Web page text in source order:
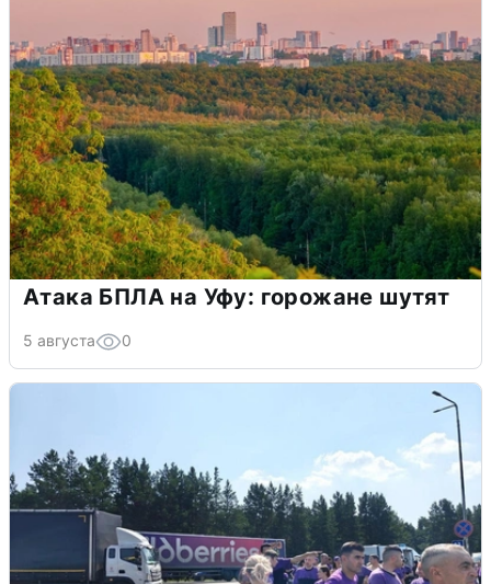
Атака БПЛА на Уфу: горожане шутят
5 августа 0